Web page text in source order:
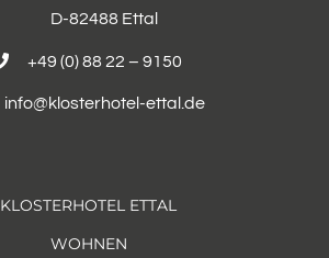
D-82488 Ettal
+49 (0) 88 22 – 9150
info@klosterhotel-ettal.de
KLOSTERHOTEL ETTAL
WOHNEN